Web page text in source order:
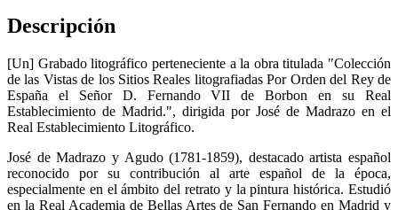
Descripción
[Un] Grabado litográfico perteneciente a la obra titulada "Colección
de las Vistas de los Sitios Reales litografiadas Por Orden del Rey de
España el Señor D. Fernando VII de Borbon en su Real
Establecimiento de Madrid.", dirigida por José de Madrazo en el
Real Establecimiento Litográfico.
José de Madrazo y Agudo (1781-1859), destacado artista español
reconocido por su contribución al arte español de la época,
especialmente en el ámbito del retrato y la pintura histórica. Estudió
en la Real Academia de Bellas Artes de San Fernando en Madrid y